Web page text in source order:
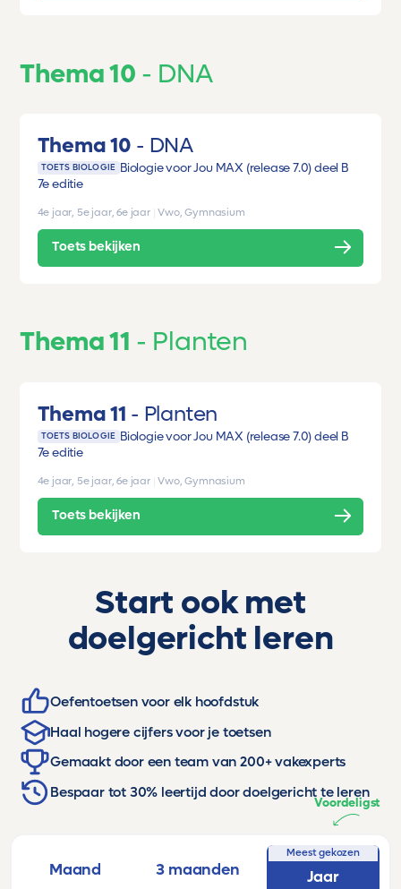
Thema 10 DNA
Thema 10 DNA
TOETS BIOLOGIE Biologie voor Jou MAX (release 7.0) deel B
7e editie
4e jaar, 5e jaar, 6e jaar Vwo, Gymnasium
Toets bekijken
Thema 11 Planten
Thema 11 Planten
TOETS BIOLOGIE Biologie voor Jou MAX (release 7.0) deel B
7e editie
4e jaar, 5e jaar, 6e jaar Vwo, Gymnasium
Toets bekijken
Start ook met
doelgericht leren
Oefentoetsen voor elk hoofdstuk
Haal hogere cijfers voor je toetsen
Gemaakt door een team van 200+ vakexperts
Bespaar tot 30% leertijd door doelgericht te leren
Maand 3 maanden
Meest gekozen
Jaar
Voordeligst